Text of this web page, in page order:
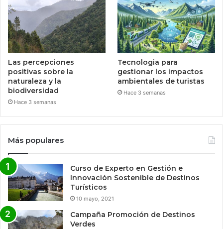
Las percepciones
positivas sobre la
naturaleza y la
biodiversidad
Hace 3 semanas
Tecnologia para
gestionar los impactos
ambientales de turistas
Hace 3 semanas
Más populares
Curso de Experto en Gestión e
Innovación Sostenible de Destinos
Turísticos
10 mayo, 2021
Campaña Promoción de Destinos
Verdes